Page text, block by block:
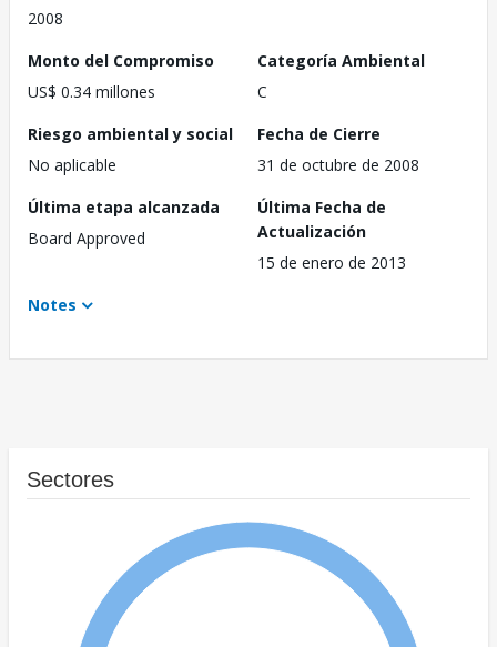
2008
Monto del Compromiso
US$ 0.34 millones
Categoría Ambiental
C
Riesgo ambiental y social
No aplicable
Fecha de Cierre
31 de octubre de 2008
Última etapa alcanzada
Board Approved
Última Fecha de
Actualización
15 de enero de 2013
Notes
Sectores